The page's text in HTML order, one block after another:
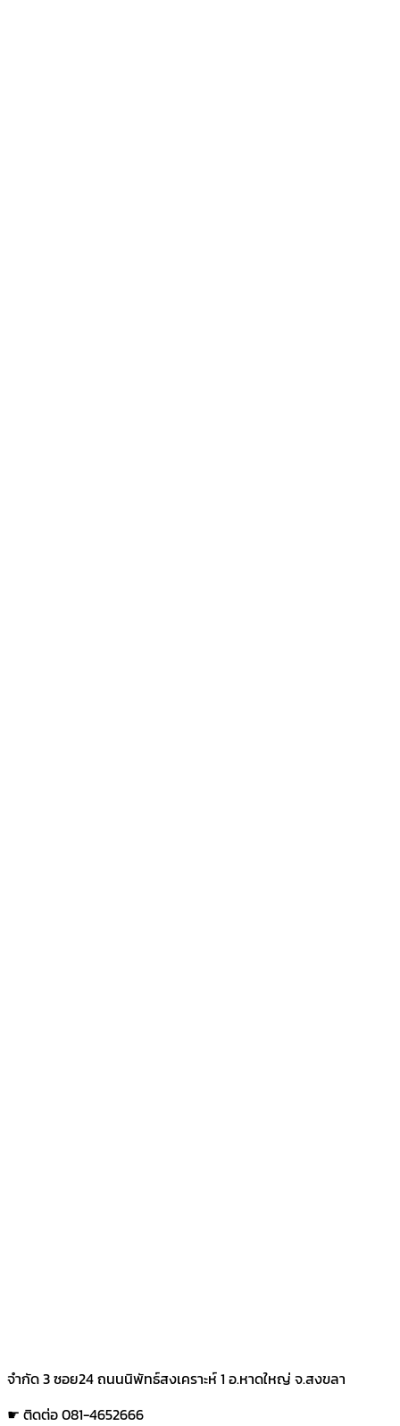
จำกัด 3 ซอย24 ถนนนิพัทธ์สงเคราะห์ 1 อ.หาดใหญ่ จ.สงขลา
☛ ติดต่อ 081-4652666